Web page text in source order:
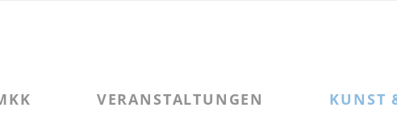
Kulturveranstaltungen Kulturleben Kontakt zum